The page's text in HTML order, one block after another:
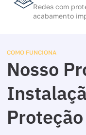
Redes com
acabamento
COMO FUNCIONA
Nosso